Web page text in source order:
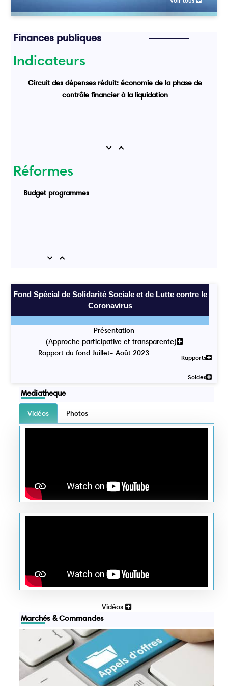
Finances publiques
Indicateurs
Circuit des dépenses réduit: économie de la phase de
contrôle financier à la liquidation
Previous
Réformes
Budget programmes
Previous
Fond Spécial de Solidarité Sociale et de Lutte contre le
Coronavirus
Présentation
(Approche participative et transparente)
Rapports
Rapport du fond Juillet- Août 2023
Soldes
Mediatheque
Vidéos Photos
Vidéos
Marchés & Commandes